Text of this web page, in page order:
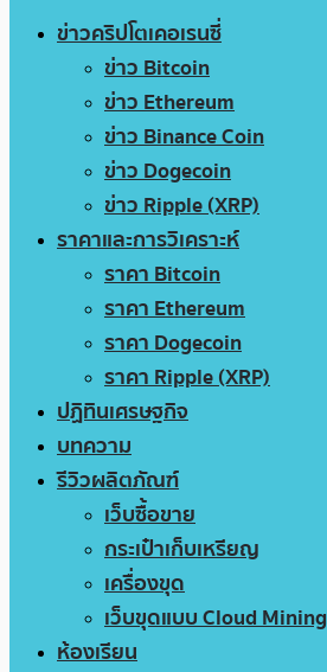
ข่าวคริปโตเคอเรนซี่
ข่าว Bitcoin
ข่าว Ethereum
ข่าว Binance Coin
ข่าว Dogecoin
ข่าว Ripple (XRP)
ราคาและการวิเคราะห์
ราคา Bitcoin
ราคา Ethereum
ราคา Dogecoin
ราคา Ripple (XRP)
ปฏิทินเศรษฐกิจ
บทความ
รีวิวผลิตภัณฑ์
เว็บซื้อขาย
กระเป๋าเก็บเหรียญ
เครื่องขุด
เว็บขุดแบบ Cloud Mining
ห้องเรียน